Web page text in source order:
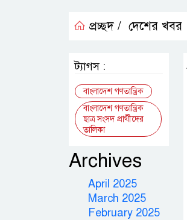
প্রচ্ছদ / দেশের খবর
ট্যাগস :
বাংলাদেশ গণতান্ত্রিক
বাংলাদেশ গণতান্ত্রিক
ছাত্র সংসদ প্রার্থীদের
তালিকা
Archives
April 2025
March 2025
February 2025